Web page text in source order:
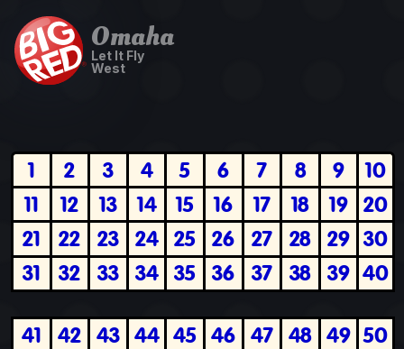
Omaha
Let It Fly
West
1 2 3 4 5 6 7 8 9
10
11
12 13 14 15 16 17 18 19 20
21
22 23 24 25 26 27 28 29 30
31
32 33 34 35 36 37 38 39 40
41 42 43 44 45 46 47 48 49 50